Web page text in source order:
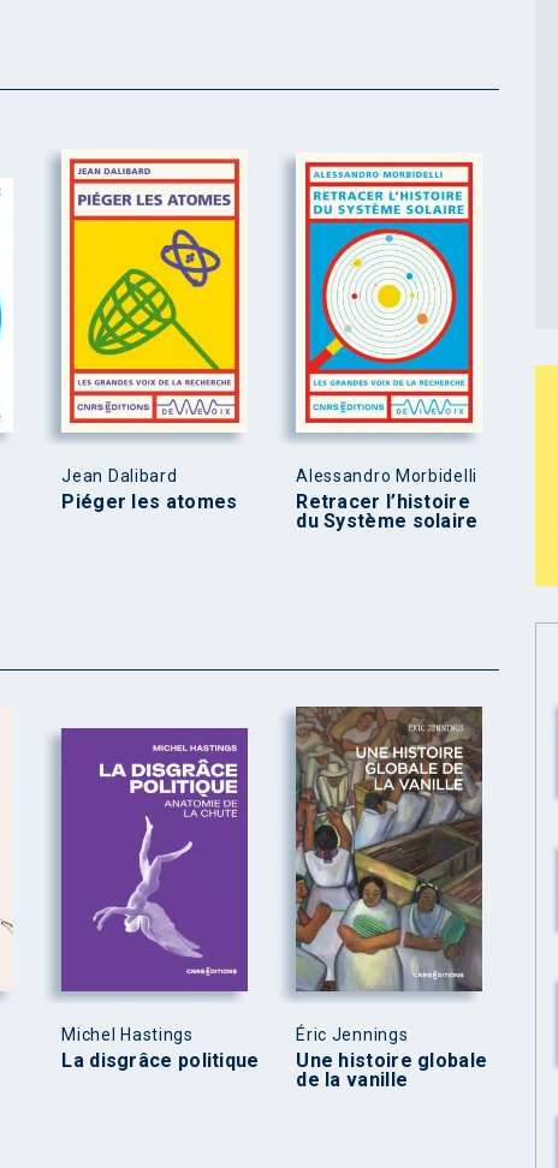
Jean Dalibard
Piéger les atomes
Alessandro Morbidelli
Retracer l’histoire
du Système solaire
Michel Hastings
La disgrâce politique
Éric Jennings
Une histoire globale
de la vanille